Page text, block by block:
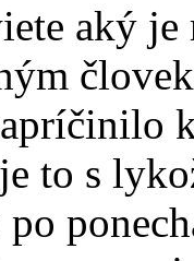
aký
to s